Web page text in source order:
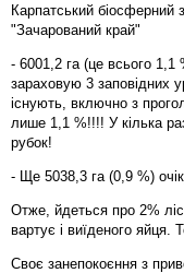
Карпатський
"Зачарований край"
- 6001,2 га (це всього 1,1
зараховую 3 заповідних
існують, включно з
лише 1,1 %!!!! У кілька
рубок!
- Ще 5038,3 га (0,9 %)
Отже, йдеться про 2%
вартує і виїденого яйця.
Своє занепокоєння з